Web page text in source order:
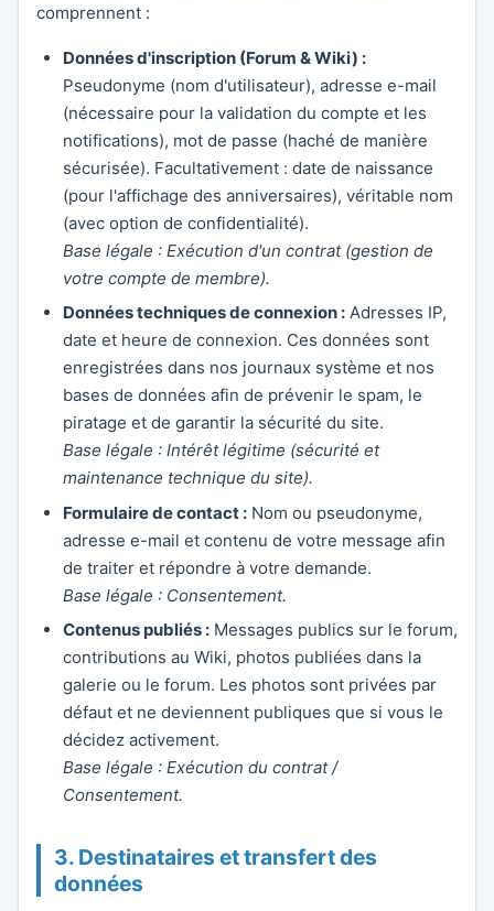
comprennent :
Données d'inscription (Forum & Wiki) :
Pseudonyme (nom d'utilisateur), adresse e-mail
(nécessaire pour la validation du compte et les
notifications), mot de passe (haché de manière
sécurisée). Facultativement : date de naissance
(pour l'affichage des anniversaires), véritable nom
(avec option de confidentialité).
Base légale : Exécution d'un contrat (gestion de
votre compte de membre).
Données techniques de connexion : Adresses IP,
date et heure de connexion. Ces données sont
enregistrées dans nos journaux système et nos
bases de données afin de prévenir le spam, le
piratage et de garantir la sécurité du site.
Base légale : Intérêt légitime (sécurité et
maintenance technique du site).
Formulaire de contact : Nom ou pseudonyme,
adresse e-mail et contenu de votre message afin
de traiter et répondre à votre demande.
Base légale : Consentement.
Contenus publiés : Messages publics sur le forum,
contributions au Wiki, photos publiées dans la
galerie ou le forum. Les photos sont privées par
défaut et ne deviennent publiques que si vous le
décidez activement.
Base légale : Exécution du contrat /
Consentement.
3. Destinataires et transfert des
données